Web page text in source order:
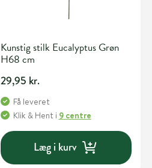
Kunstig stilk Eucalyptus Grøn
H68 cm
29,95 kr.
Få leveret
Klik & Hent i 9 centre
Læg i kurv